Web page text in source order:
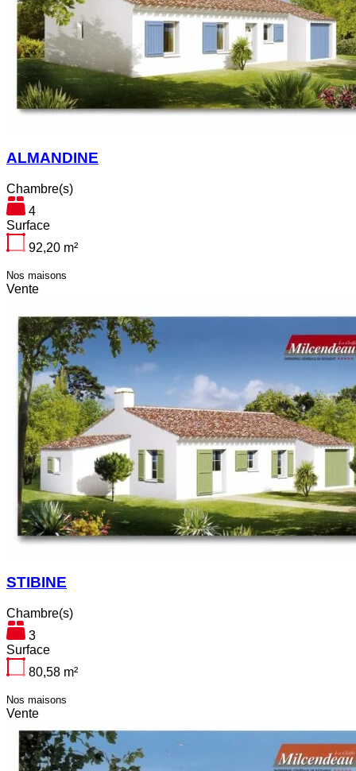
ALMANDINE
Chambre(s)
4
Surface
92,20 m²
Nos maisons
Vente
STIBINE
Chambre(s)
3
Surface
80,58 m²
Nos maisons
Vente